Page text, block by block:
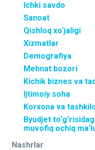
Ichki savdo
Sanoat
Qishloq xo‘jaligi
Xizmatlar
Demografiya
Mehnat bozori
Kichik biznes va
Ijtimoiy soha
Korxona va
Byudjet
muvofiq ochiq
Nashrlar